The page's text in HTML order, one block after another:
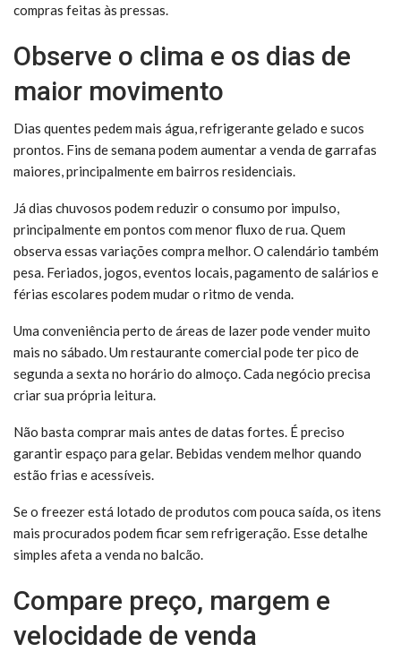
compras feitas às pressas.
Observe o clima e os dias de
maior movimento
Dias quentes pedem mais água, refrigerante gelado e sucos
prontos. Fins de semana podem aumentar a venda de garrafas
maiores, principalmente em bairros residenciais.
Já dias chuvosos podem reduzir o consumo por impulso,
principalmente em pontos com menor fluxo de rua. Quem
observa essas variações compra melhor. O calendário também
pesa. Feriados, jogos, eventos locais, pagamento de salários e
férias escolares podem mudar o ritmo de venda.
Uma conveniência perto de áreas de lazer pode vender muito
mais no sábado. Um restaurante comercial pode ter pico de
segunda a sexta no horário do almoço. Cada negócio precisa
criar sua própria leitura.
Não basta comprar mais antes de datas fortes. É preciso
garantir espaço para gelar. Bebidas vendem melhor quando
estão frias e acessíveis.
Se o freezer está lotado de produtos com pouca saída, os itens
mais procurados podem ficar sem refrigeração. Esse detalhe
simples afeta a venda no balcão.
Compare preço, margem e
velocidade de venda